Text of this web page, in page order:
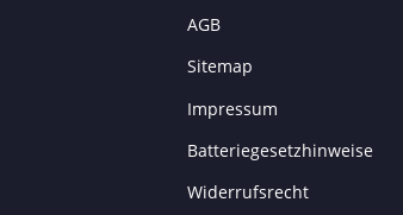
AGB
Sitemap
Impressum
Batteriegesetzhinweise
Widerrufsrecht